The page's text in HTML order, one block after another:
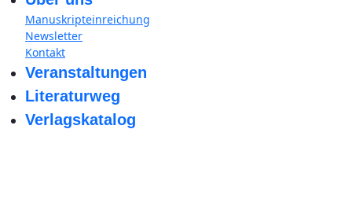
Manuskripteinreichung
Newsletter
Kontakt
Veranstaltungen
Literaturweg
Verlagskatalog